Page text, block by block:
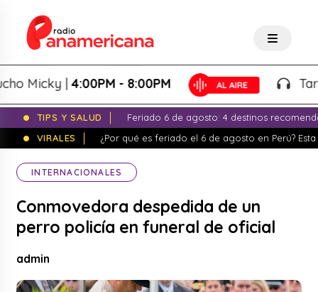
Micky |4:00PM - 8:00PM
TIPS Y SALUD
Feriado 6 de agosto: 4 destinos
VIRALES
¿Por qué es feriado el 6 de agosto en Perú?
INTERNACIONALES
Conmovedora despedida de un
perro policía en funeral de oficial
admin